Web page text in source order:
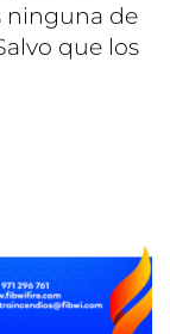
ninguna de
que los